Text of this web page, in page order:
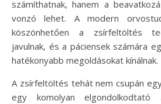
számíthatnak, hanem a
vonzó lehet. A modern
köszönhetően a zsírfeltöltés
javulnak, és a páciensek számára
hatékonyabb megoldásokat kínálnak.
A zsírfeltöltés tehát nem csupán
egy komolyan elgondolkodtató